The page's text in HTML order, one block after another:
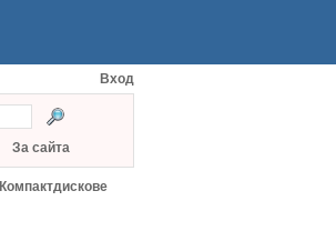
Вход
За сайта
Компактдискове